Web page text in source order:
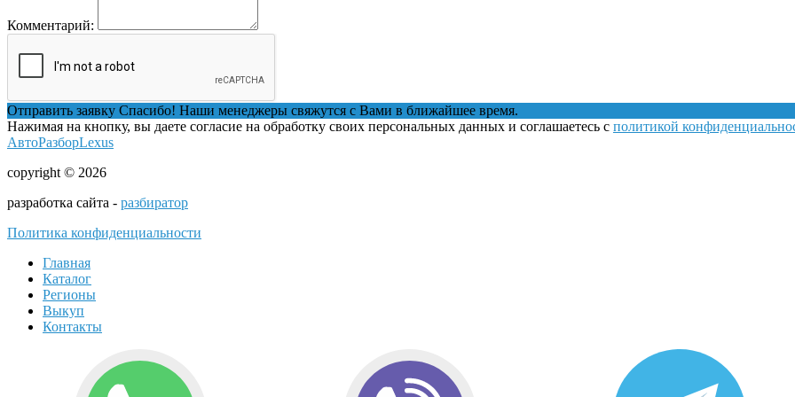
Комментарий:
Отправить заявку Спасибо! Наши менеджеры свяжутся с Вами в ближайшее время.
Нажимая на кнопку, вы даете согласие на обработку своих персональных данных и соглашаетесь с политикой
АвтоРазборLexus
copyright © 2026
разработка сайта - разбиратор
Политика конфиденциальности
Главная
Каталог
Регионы
Выкуп
Контакты